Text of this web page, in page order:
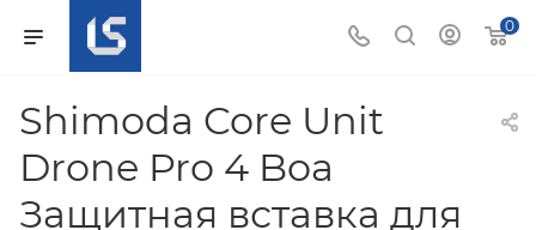
0
Shimoda Core Unit
Drone Pro 4 Boa
Защитная вставка для